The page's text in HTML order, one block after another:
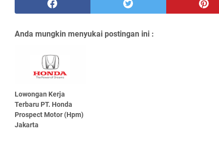
Anda mungkin menyukai postingan ini :
Lowongan Kerja
Terbaru PT. Honda
Prospect Motor (Hpm)
Jakarta